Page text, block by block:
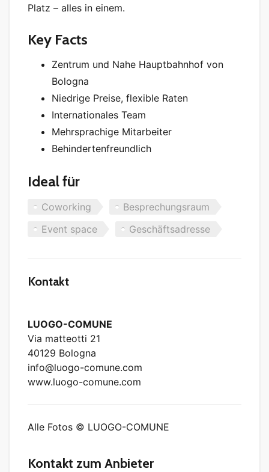
Platz – alles in einem.
Key Facts
Zentrum und Nahe Hauptbahnhof von
Bologna
Niedrige Preise, flexible Raten
Internationales Team
Mehrsprachige Mitarbeiter
Behindertenfreundlich
Ideal für
Coworking
Besprechungsraum
Event space
Geschäftsadresse
Kontakt
LUOGO-COMUNE
Via matteotti 21
40129 Bologna
info@luogo-comune.com
www.luogo-comune.com
Alle Fotos © LUOGO-COMUNE
Kontakt zum Anbieter